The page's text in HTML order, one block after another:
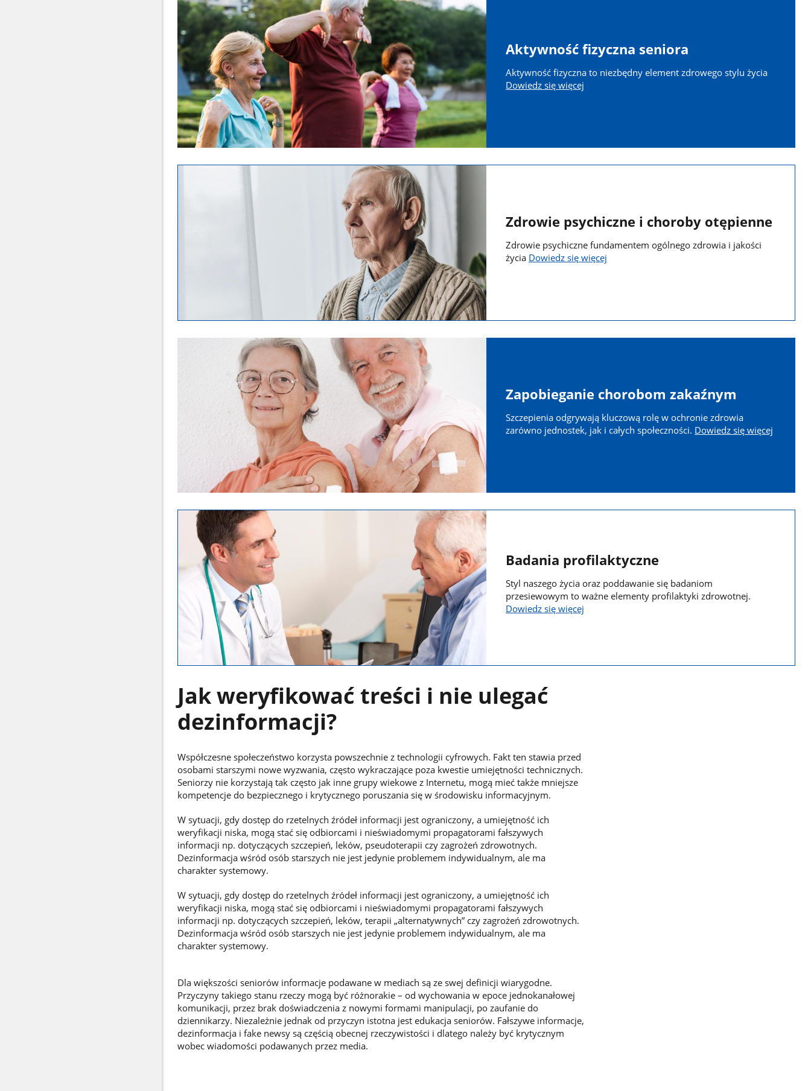
Aktywność fizyczna seniora
Aktywność fizyczna to niezbędny element zdrowego stylu życia
Dowiedz się więcej
Zdrowie psychiczne i choroby otępienne
Zdrowie psychiczne fundamentem ogólnego zdrowia i jakości
życia Dowiedz się więcej
Zapobieganie chorobom zakaźnym
Szczepienia odgrywają kluczową rolę w ochronie zdrowia
zarówno jednostek, jak i całych społeczności. Dowiedz się więcej
Badania profilaktyczne
Styl naszego życia oraz poddawanie się badaniom
przesiewowym to ważne elementy profilaktyki zdrowotnej.
Dowiedz się więcej
Jak weryfikować treści i nie ulegać
dezinformacji?
Współczesne społeczeństwo korzysta powszechnie z technologii cyfrowych. Fakt ten stawia przed
osobami starszymi nowe wyzwania, często wykraczające poza kwestie umiejętności technicznych.
Seniorzy nie korzystają tak często jak inne grupy wiekowe z Internetu, mogą mieć także mniejsze
kompetencje do bezpiecznego i krytycznego poruszania się w środowisku informacyjnym.
W sytuacji, gdy dostęp do rzetelnych źródeł informacji jest ograniczony, a umiejętność ich
weryfikacji niska, mogą stać się odbiorcami i nieświadomymi propagatorami fałszywych
informacji np. dotyczących szczepień, leków, pseudoterapii czy zagrożeń zdrowotnych.
Dezinformacja wśród osób starszych nie jest jedynie problemem indywidualnym, ale ma
charakter systemowy.
W sytuacji, gdy dostęp do rzetelnych źródeł informacji jest ograniczony, a umiejętność ich
weryfikacji niska, mogą stać się odbiorcami i nieświadomymi propagatorami fałszywych
informacji np. dotyczących szczepień, leków, terapii „alternatywnych” czy zagrożeń zdrowotnych.
Dezinformacja wśród osób starszych nie jest jedynie problemem indywidualnym, ale ma
charakter systemowy.
Dla większości seniorów informacje podawane w mediach są ze swej definicji wiarygodne.
Przyczyny takiego stanu rzeczy mogą być różnorakie – od wychowania w epoce jednokanałowej
komunikacji, przez brak doświadczenia z nowymi formami manipulacji, po zaufanie do
dziennikarzy. Niezależnie jednak od przyczyn istotna jest edukacja seniorów. Fałszywe informacje,
dezinformacja i fake newsy są częścią obecnej rzeczywistości i dlatego należy być krytycznym
wobec wiadomości podawanych przez media.